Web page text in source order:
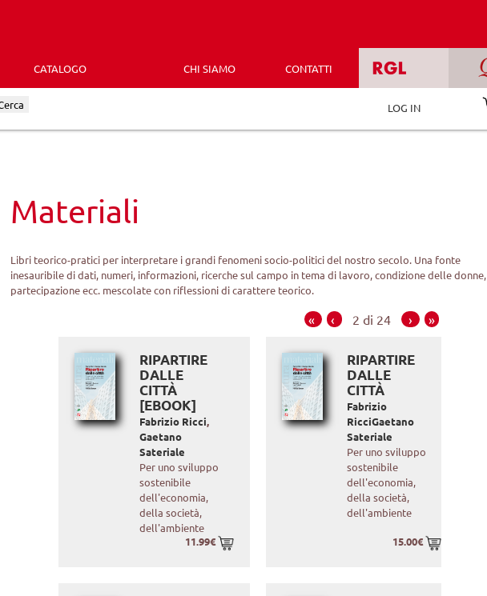
CATALOGO CHI SIAMO CONTATTI
LOG IN
Materiali
Libri teorico-pratici per interpretare i grandi fenomeni socio-politici del nostro secolo. Una fonte
inesauribile di dati, numeri, informazioni, ricerche sul campo in tema di lavoro, condizione delle donne,
partecipazione ecc. mescolate con riflessioni di carattere teorico.
« ‹ 2 di 24 › »
RIPARTIRE
DALLE
CITTÀ
[EBOOK]
Fabrizio Ricci,
Gaetano
Sateriale
Per uno sviluppo
sostenibile
dell'economia,
della società,
dell'ambiente
11.99€
RIPARTIRE
DALLE
CITTÀ
Fabrizio
RicciGaetano
Sateriale
Per uno sviluppo
sostenibile
dell'economia,
della società,
dell'ambiente
15.00€